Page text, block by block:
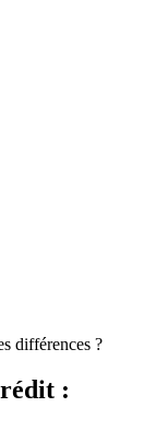
différences ?
: